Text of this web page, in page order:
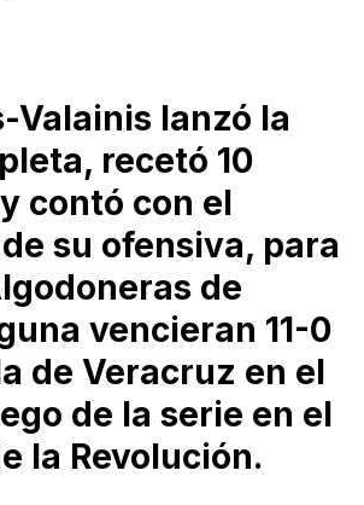
Valainis lanzó la
recetó 10
contó con el
su ofensiva, para
de
vencieran 11-0
de Veracruz en el
de la serie en el
la Revolución.